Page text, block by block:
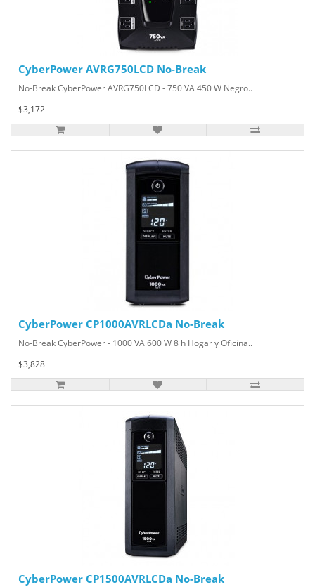
CyberPower AVRG750LCD No-Break
No-Break CyberPower AVRG750LCD - 750 VA 450 W Negro..
$3,172
CyberPower CP1000AVRLCDa No-Break
No-Break CyberPower - 1000 VA 600 W 8 h Hogar y Oficina..
$3,828
CyberPower CP1500AVRLCDa No-Break